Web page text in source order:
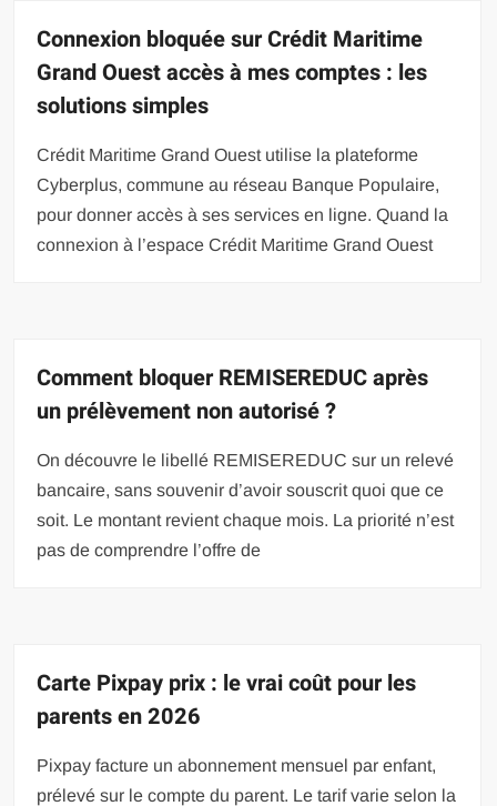
Connexion bloquée sur Crédit Maritime
Grand Ouest accès à mes comptes : les
solutions simples
Crédit Maritime Grand Ouest utilise la plateforme
Cyberplus, commune au réseau Banque Populaire,
pour donner accès à ses services en ligne. Quand la
connexion à l’espace Crédit Maritime Grand Ouest
Comment bloquer REMISEREDUC après
un prélèvement non autorisé ?
On découvre le libellé REMISEREDUC sur un relevé
bancaire, sans souvenir d’avoir souscrit quoi que ce
soit. Le montant revient chaque mois. La priorité n’est
pas de comprendre l’offre de
Carte Pixpay prix : le vrai coût pour les
parents en 2026
Pixpay facture un abonnement mensuel par enfant,
prélevé sur le compte du parent. Le tarif varie selon la